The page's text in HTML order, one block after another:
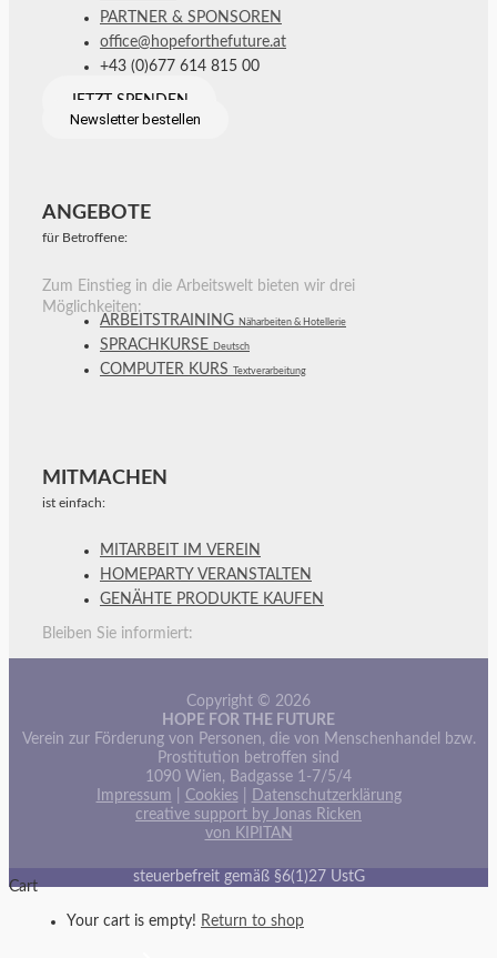
PARTNER & SPONSOREN
office@hopeforthefuture.at
+43 (0)677 614 815 00
JETZT SPENDEN
Newsletter bestellen
ANGEBOTE
für Betroffene:
Zum Einstieg in die Arbeitswelt bieten wir drei
Möglichkeiten:
ARBEITSTRAINING Näharbeiten & Hotellerie
SPRACHKURSE Deutsch
COMPUTER KURS Textverarbeitung
MITMACHEN
ist einfach:
MITARBEIT IM VEREIN
HOMEPARTY VERANSTALTEN
GENÄHTE PRODUKTE KAUFEN
Bleiben Sie informiert:
Copyright © 2026
HOPE FOR THE FUTURE
Verein zur Förderung von Personen, die von Menschenhandel bzw.
Prostitution betroffen sind
1090 Wien, Badgasse 1-7/5/4
Impressum
Cookies|
Datenschutzerklärung
creative support by Jonas Ricken
von KIPITAN
steuerbefreit gemäß §6(1)27 UstG
Cart
Your cart is empty! Return to shop